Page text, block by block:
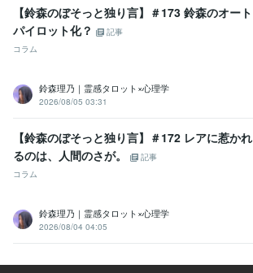
【鈴森のぼそっと独り言】＃173 鈴森のオート
パイロット化？
記事
コラム
鈴森理乃｜霊感タロット×心理学
2026/08/05 03:31
【鈴森のぼそっと独り言】＃172 レアに惹かれ
るのは、人間のさが。
記事
コラム
鈴森理乃｜霊感タロット×心理学
2026/08/04 04:05